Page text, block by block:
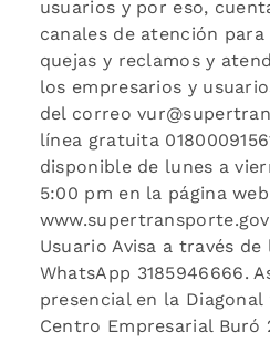
usuarios y por eso,
canales de atención
quejas y reclamos y
los empresarios y
del correo
línea gratuita
disponible de lunes a
5:00 pm en la página web
Usuario Avisa a través
WhatsApp 3185946666.
presencial en la Diagonal
Centro Empresarial Buró